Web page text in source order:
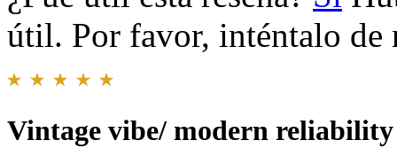
útil. Por favor, inténtalo de
Vintage vibe/ modern reliability